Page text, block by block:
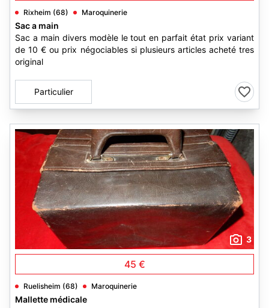
Rixheim (68) Maroquinerie
Sac a main
Sac a main divers modèle le tout en parfait état prix variant
de 10 € ou prix négociables si plusieurs articles acheté tres
original
Particulier
3
45 €
Ruelisheim (68) Maroquinerie
Mallette médicale